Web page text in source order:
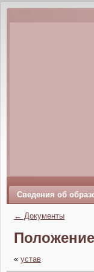
Сведения об
← Документы
« устав